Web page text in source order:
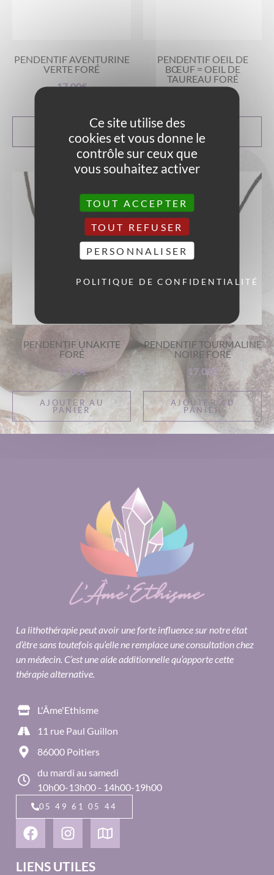
PENDENTIF AVENTURINE
VERTE FORÉ
17,00€
AJOUTER AU
PANIER
PENDENTIF OEIL DE
BŒUF = OEIL DE
TAUREAU FORÉ
AJOUTER AU
PANIER
PENDENTIF UNAKITE
FORÉ
17,00€
AJOUTER AU
PANIER
PENDENTIF TOURMALINE
NOIRE FORÉ
17,00€
AJOUTER AU
PANIER
La lithothérapie peut avoir une forte influence sur notre état
d’être sans toutefois qu’elle ne remplace une consultation chez
un médecin. C’est une aide additionnelle qu’apporte cette
thérapie alternative.
L'Âme'Ethisme
11 rue Paul Guillon
86000 Poitiers
du mardi au samedi
10h00-13h00 - 14h00-19h00
05 49 61 05 44
LIENS UTILES
Ce site utilise des
cookies et vous donne le
contrôle sur ceux que
vous souhaitez activer
TOUT ACCEPTER
TOUT REFUSER
PERSONNALISER
POLITIQUE DE CONFIDENTIALITÉ